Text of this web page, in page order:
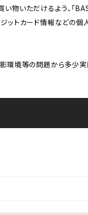
物いただけるよう、「
ットカード情報などの個
環境等の問題から多少